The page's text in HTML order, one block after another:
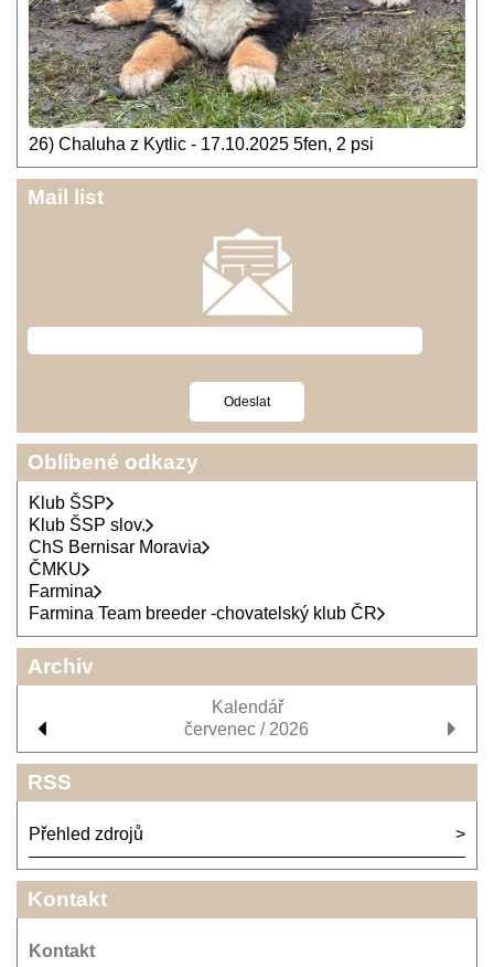
26) Chaluha z Kytlic - 17.10.2025 5fen, 2 psi
Mail list
Oblíbené odkazy
Klub ŠSP
Klub ŠSP slov.
ChS Bernisar Moravia
ČMKU
Farmina
Farmina Team breeder -chovatelský klub ČR
Archiv
Kalendář
červenec / 2026
RSS
Přehled zdrojů
Kontakt
Kontakt